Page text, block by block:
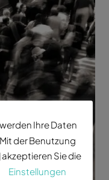
Ihre Daten
der Benutzung
akzeptieren Sie die
Einstellungen